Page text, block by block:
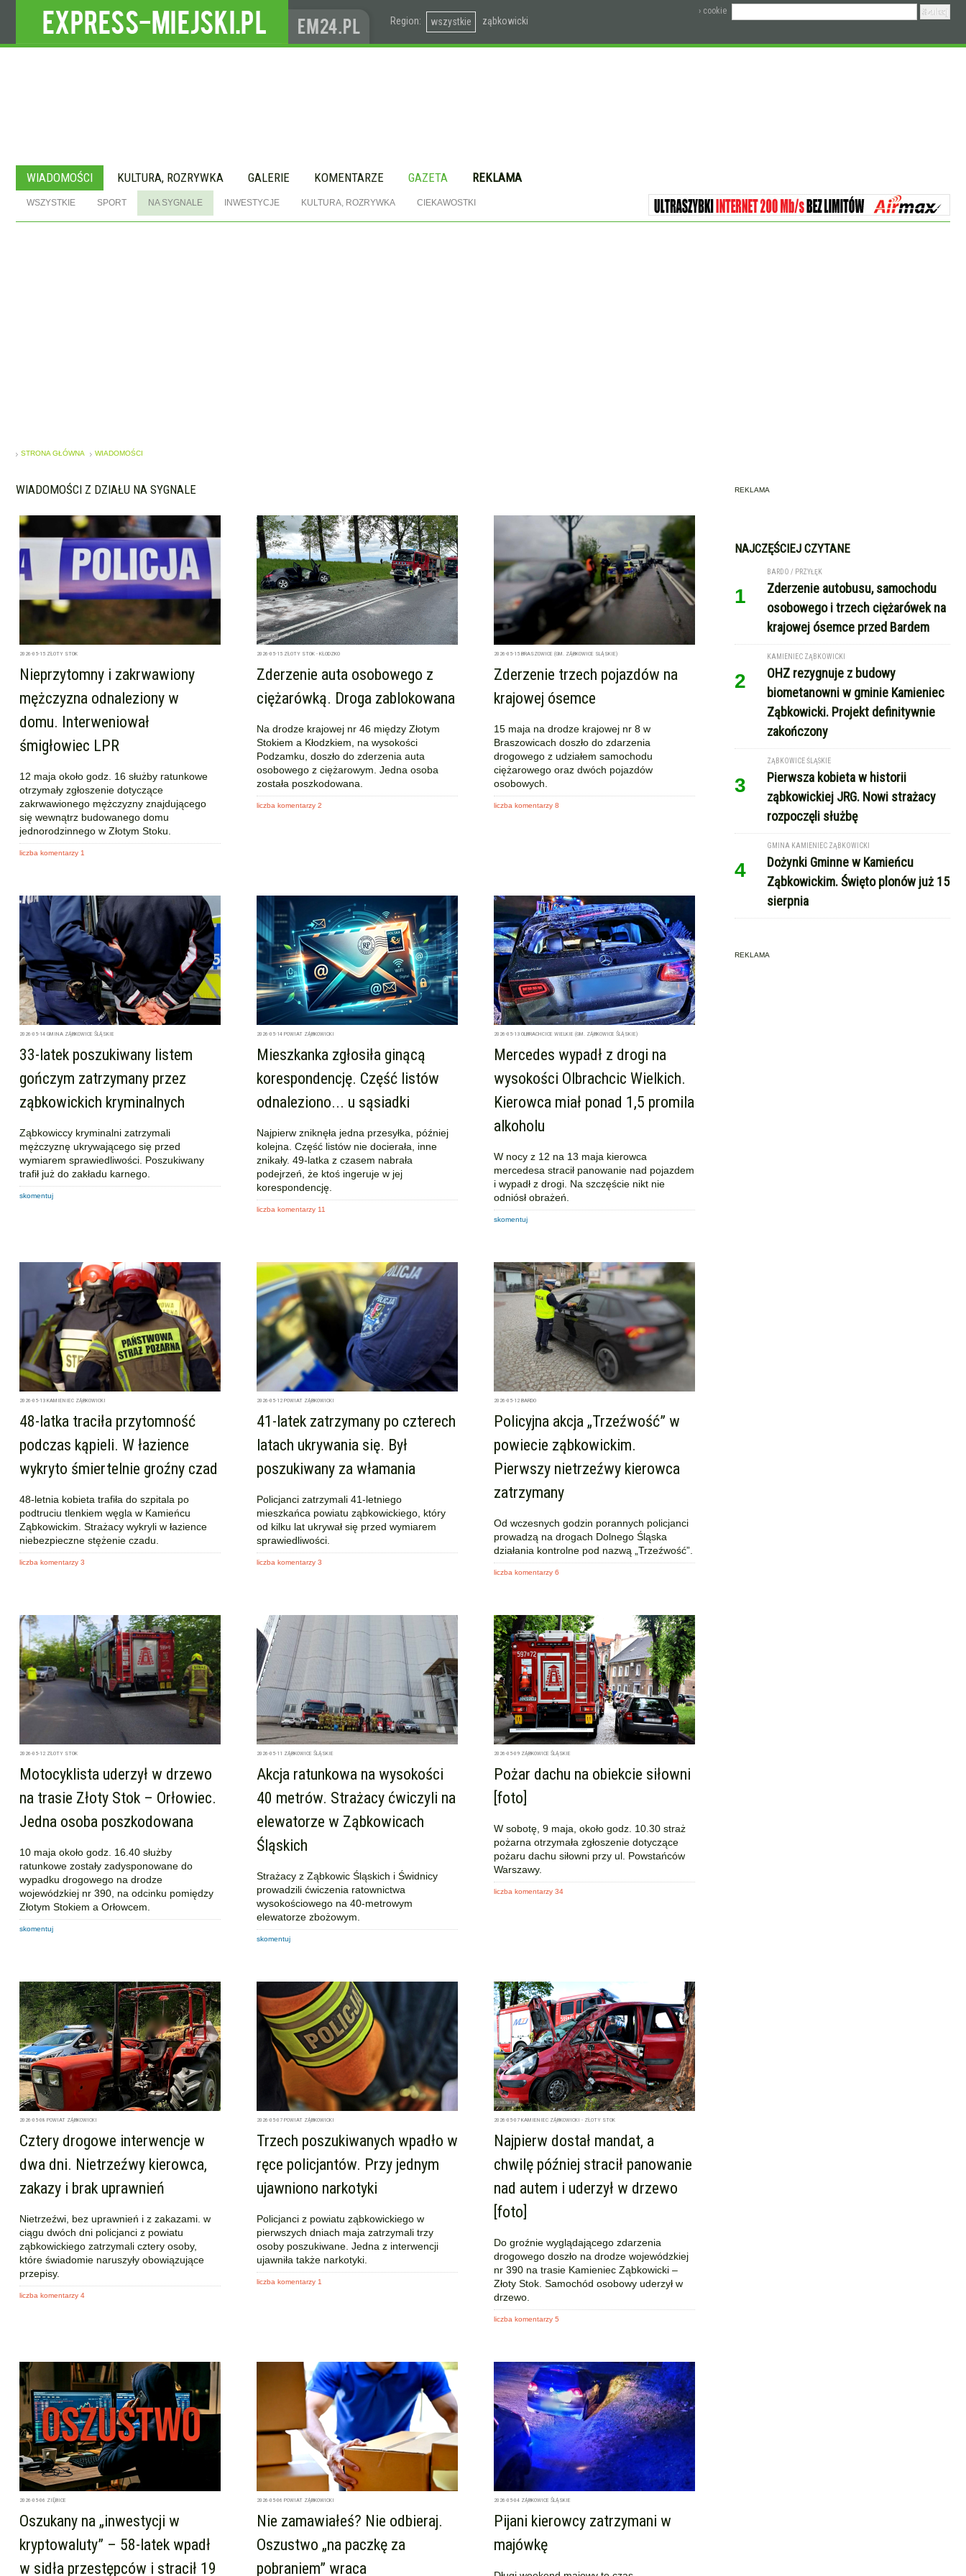
Region: wszystkie ząbkowicki
› cookie
WIADOMOŚCI KULTURA, ROZRYWKA GALERIE KOMENTARZE GAZETA REKLAMA
WSZYSTKIE SPORT NA SYGNALE INWESTYCJE KULTURA, ROZRYWKA CIEKAWOSTKI
STRONA GŁÓWNA WIADOMOŚCI
WIADOMOŚCI Z DZIAŁU NA SYGNALE
2026-05-15 ZŁOTY STOK
Nieprzytomny i zakrwawiony
mężczyzna odnaleziony w
domu. Interweniował
śmigłowiec LPR
12 maja około godz. 16 służby ratunkowe
otrzymały zgłoszenie dotyczące
zakrwawionego mężczyzny znajdującego
się wewnątrz budowanego domu
jednorodzinnego w Złotym Stoku.
liczba komentarzy 1
2026-05-15 ZŁOTY STOK - KŁODZKO
Zderzenie auta osobowego z
ciężarówką. Droga zablokowana
Na drodze krajowej nr 46 między Złotym
Stokiem a Kłodzkiem, na wysokości
Podzamku, doszło do zderzenia auta
osobowego z ciężarowym. Jedna osoba
została poszkodowana.
liczba komentarzy 2
2026-05-15 BRASZOWICE (GM. ZĄBKOWICE SLĄSKIE)
Zderzenie trzech pojazdów na
krajowej ósemce
15 maja na drodze krajowej nr 8 w
Braszowicach doszło do zdarzenia
drogowego z udziałem samochodu
ciężarowego oraz dwóch pojazdów
osobowych.
liczba komentarzy 8
2026-05-14 GMINA ZĄBKOWICE ŚLĄSKIE
33-latek poszukiwany listem
gończym zatrzymany przez
ząbkowickich kryminalnych
Ząbkowiccy kryminalni zatrzymali
mężczyznę ukrywającego się przed
wymiarem sprawiedliwości. Poszukiwany
trafił już do zakładu karnego.
skomentuj
2026-05-14 POWIAT ZĄBKOWICKI
Mieszkanka zgłosiła ginącą
korespondencję. Część listów
odnaleziono... u sąsiadki
Najpierw zniknęła jedna przesyłka, później
kolejna. Część listów nie docierała, inne
znikały. 49-latka z czasem nabrała
podejrzeń, że ktoś ingeruje w jej
korespondencję.
liczba komentarzy 11
2026-05-13 OLBRACHCICE WIELKIE (GM. ZĄBKOWICE ŚLĄSKIE)
Mercedes wypadł z drogi na
wysokości Olbrachcic Wielkich.
Kierowca miał ponad 1,5 promila
alkoholu
W nocy z 12 na 13 maja kierowca
mercedesa stracił panowanie nad pojazdem
i wypadł z drogi. Na szczęście nikt nie
odniósł obrażeń.
skomentuj
2026-05-13 KAMIENIEC ZĄBKOWICKI
48-latka traciła przytomność
podczas kąpieli. W łazience
wykryto śmiertelnie groźny czad
48-letnia kobieta trafiła do szpitala po
podtruciu tlenkiem węgla w Kamieńcu
Ząbkowickim. Strażacy wykryli w łazience
niebezpieczne stężenie czadu.
liczba komentarzy 3
2026-05-12 POWIAT ZĄBKOWICKI
41-latek zatrzymany po czterech
latach ukrywania się. Był
poszukiwany za włamania
Policjanci zatrzymali 41-letniego
mieszkańca powiatu ząbkowickiego, który
od kilku lat ukrywał się przed wymiarem
sprawiedliwości.
liczba komentarzy 3
2026-05-12 BARDO
Policyjna akcja „Trzeźwość” w
powiecie ząbkowickim.
Pierwszy nietrzeźwy kierowca
zatrzymany
Od wczesnych godzin porannych policjanci
prowadzą na drogach Dolnego Śląska
działania kontrolne pod nazwą „Trzeźwość”.
liczba komentarzy 6
2026-05-12 ZŁOTY STOK
Motocyklista uderzył w drzewo
na trasie Złoty Stok – Orłowiec.
Jedna osoba poszkodowana
10 maja około godz. 16.40 służby
ratunkowe zostały zadysponowane do
wypadku drogowego na drodze
wojewódzkiej nr 390, na odcinku pomiędzy
Złotym Stokiem a Orłowcem.
skomentuj
2026-05-11 ZĄBKOWICE ŚLĄSKIE
Akcja ratunkowa na wysokości
40 metrów. Strażacy ćwiczyli na
elewatorze w Ząbkowicach
Śląskich
Strażacy z Ząbkowic Śląskich i Świdnicy
prowadzili ćwiczenia ratownictwa
wysokościowego na 40-metrowym
elewatorze zbożowym.
skomentuj
2026-05-09 ZĄBKOWICE ŚLĄSKIE
Pożar dachu na obiekcie siłowni
[foto]
W sobotę, 9 maja, około godz. 10.30 straż
pożarna otrzymała zgłoszenie dotyczące
pożaru dachu siłowni przy ul. Powstańców
Warszawy.
liczba komentarzy 34
2026-05-08 POWIAT ZĄBKOWICKI
Cztery drogowe interwencje w
dwa dni. Nietrzeźwy kierowca,
zakazy i brak uprawnień
Nietrzeźwi, bez uprawnień i z zakazami. w
ciągu dwóch dni policjanci z powiatu
ząbkowickiego zatrzymali cztery osoby,
które świadomie naruszyły obowiązujące
przepisy.
liczba komentarzy 4
2026-05-07 POWIAT ZĄBKOWICKI
Trzech poszukiwanych wpadło w
ręce policjantów. Przy jednym
ujawniono narkotyki
Policjanci z powiatu ząbkowickiego w
pierwszych dniach maja zatrzymali trzy
osoby poszukiwane. Jedna z interwencji
ujawniła także narkotyki.
liczba komentarzy 1
2026-05-07 KAMIENIEC ZĄBKOWICKI - ZŁOTY STOK
Najpierw dostał mandat, a
chwilę później stracił panowanie
nad autem i uderzył w drzewo
[foto]
Do groźnie wyglądającego zdarzenia
drogowego doszło na drodze wojewódzkiej
nr 390 na trasie Kamieniec Ząbkowicki –
Złoty Stok. Samochód osobowy uderzył w
drzewo.
liczba komentarzy 5
2026-05-06 ZIĘBICE
Oszukany na „inwestycji w
kryptowaluty” – 58-latek wpadł
w sidła przestępców i stracił 19
2026-05-06 POWIAT ZĄBKOWICKI
Nie zamawiałeś? Nie odbieraj.
Oszustwo „na paczkę za
pobraniem” wraca
2026-05-04 ZĄBKOWICE ŚLĄSKIE
Pijani kierowcy zatrzymani w
majówkę
REKLAMA
NAJCZĘŚCIEJ CZYTANE
1
BARDO / PRZYŁĘK
Zderzenie autobusu, samochodu
osobowego i trzech ciężarówek na
krajowej ósemce przed Bardem
2
KAMIENIEC ZĄBKOWICKI
OHZ rezygnuje z budowy
biometanowni w gminie Kamieniec
Ząbkowicki. Projekt definitywnie
zakończony
3
ZĄBKOWICE ŚLĄSKIE
Pierwsza kobieta w historii
ząbkowickiej JRG. Nowi strażacy
rozpoczęli służbę
4
GMINA KAMIENIEC ZĄBKOWICKI
Dożynki Gminne w Kamieńcu
Ząbkowickim. Święto plonów już 15
sierpnia
REKLAMA